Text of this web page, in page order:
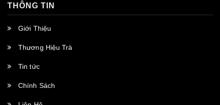
THÔNG TIN
Giới Thiệu
Thương Hiệu Trà
Tin tức
Chính Sách